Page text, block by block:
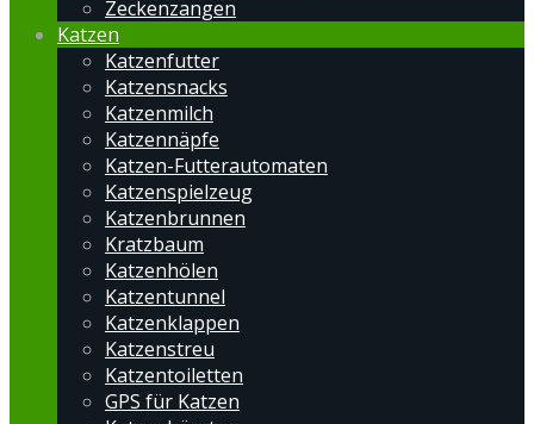
Zeckenzangen
Katzen
Katzenfutter
Katzensnacks
Katzenmilch
Katzennäpfe
Katzen-Futterautomaten
Katzenspielzeug
Katzenbrunnen
Kratzbaum
Katzenhölen
Katzentunnel
Katzenklappen
Katzenstreu
Katzentoiletten
GPS für Katzen